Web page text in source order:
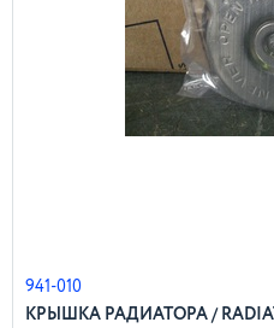
941-010
КРЫШКА РАДИАТОРА /